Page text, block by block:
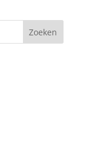
Zoeken